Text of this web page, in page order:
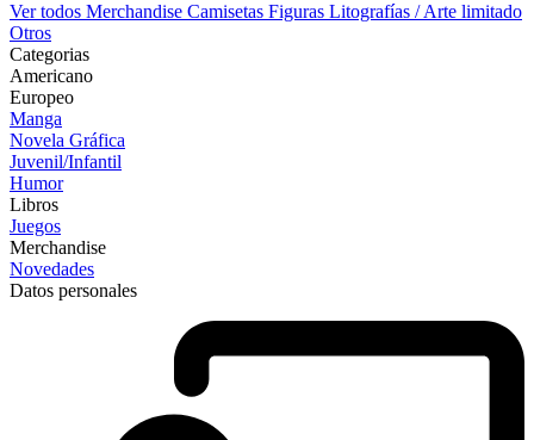
Ver todos Merchandise Camisetas Figuras Litografías / Arte limitado
Otros
Categorias
Americano
Europeo
Manga
Novela Gráfica
Juvenil/Infantil
Humor
Libros
Juegos
Merchandise
Novedades
Datos personales